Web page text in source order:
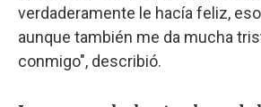
verdaderamente le hacía feliz,
aunque también me da mucha
conmigo", describió.